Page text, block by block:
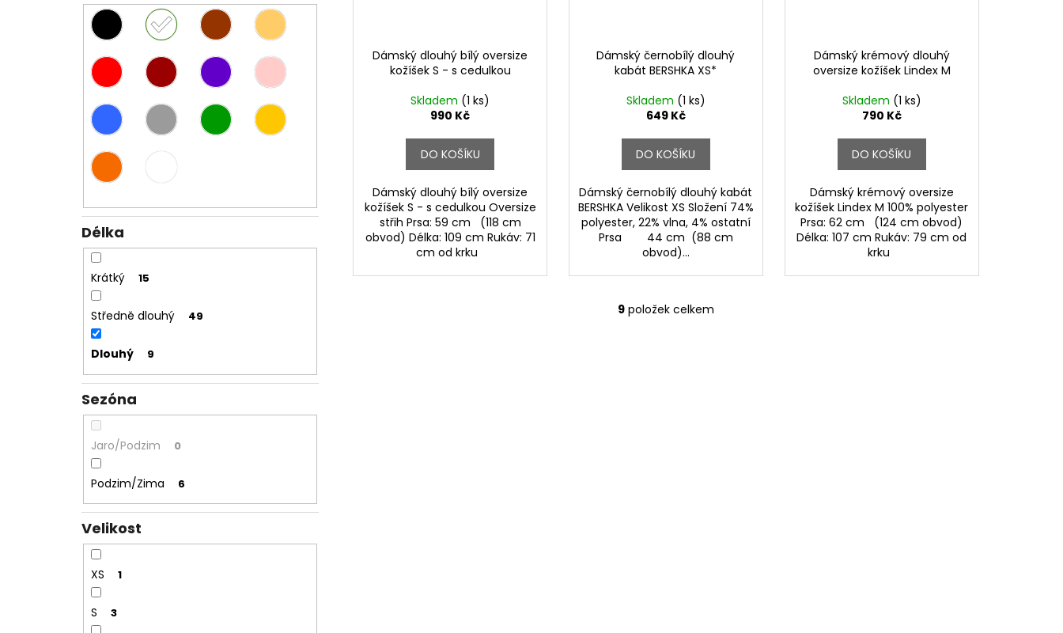
Délka
Krátký 15
Středně dlouhý 49
Dlouhý 9
Sezóna
Jaro/Podzim 0
Podzim/Zima 6
Velikost
XS 1
S 3
Dámský dlouhý bílý oversize
kožíšek S - s cedulkou
Skladem (1 ks)
990 Kč
DO KOŠÍKU
Dámský dlouhý bílý oversize
kožíšek S - s cedulkou Oversize
střih Prsa: 59 cm (118 cm
obvod) Délka: 109 cm Rukáv: 71
cm od krku
Dámský černobílý dlouhý
kabát BERSHKA XS*
Skladem (1 ks)
649 Kč
DO KOŠÍKU
Dámský černobílý dlouhý kabát
BERSHKA Velikost XS Složení 74%
polyester, 22% vlna, 4% ostatní
Prsa 44 cm (88 cm
obvod)...
Dámský krémový dlouhý
oversize kožíšek Lindex M
Skladem (1 ks)
790 Kč
DO KOŠÍKU
Dámský krémový oversize
kožíšek Lindex M 100% polyester
Prsa: 62 cm (124 cm obvod)
Délka: 107 cm Rukáv: 79 cm od
krku
O
9 položek celkem